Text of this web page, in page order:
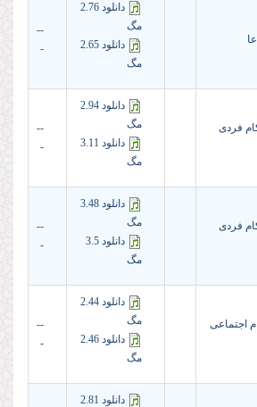
دانلود 2.76
مگ
دانلود 2.65
مگ
--
-
فردی
دانلود 2.94
مگ
دانلود 3.11
مگ
--
-
فردی
دانلود 3.48
مگ
دانلود 3.5
مگ
--
-
اجتماعی
دانلود 2.44
مگ
دانلود 2.46
مگ
--
-
دانلود 2.81